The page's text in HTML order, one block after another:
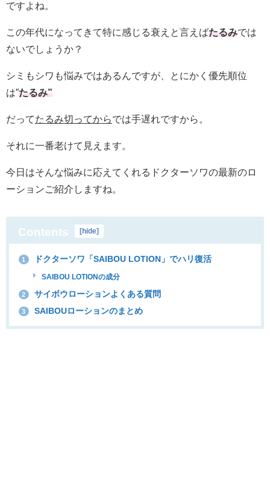
ですよね。
この年代になってきて特に感じる衰えと言えばたるみでは
ないでしょうか？
シミもシワも悩みではあるんですが、とにかく優先順位
は”たるみ”
だってたるみ切ってからでは手遅れですから。
それに一番老けて見えます。
今日はそんな悩みに応えてくれるドクターソワの最新のロ
ーションご紹介しますね。
Contents [hide]
1 ドクターソワ「SAIBOU LOTION」でハリ復活
SAIBOU LOTIONの成分
2 サイボウローションよくある質問
3 SAIBOUローションのまとめ